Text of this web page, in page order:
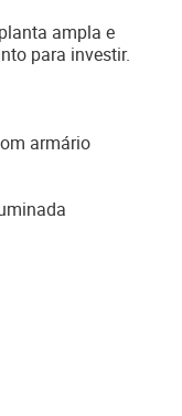
ampla e
para investir.
armário